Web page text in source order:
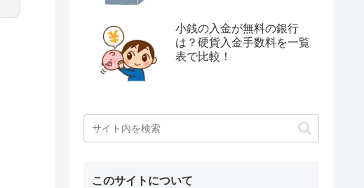
小銭の入金が無料の銀行
は？硬貨入金手数料を一覧
表で比較！
このサイトについて